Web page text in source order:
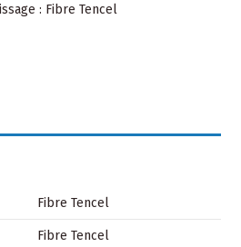
Fibre Tencel
Fibre Tencel